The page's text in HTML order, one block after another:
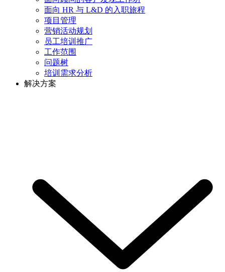
面向 HR 与 L&D 的入职旅程
项目管理
营销活动规划
员工培训推广
工作范围
问题树
培训需求分析
解决方案